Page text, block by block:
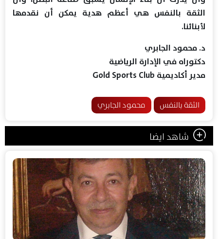
الثقة بالنفس هي أعظم هدية يمكن أن نقدمها
لأبنائنا.
د. محمود الجابري
دكتوراه في الإدارة الرياضية
مدير أكاديمية Gold Sports Club
الثقة بالنفس محمود الجابري
شاهد ايضا